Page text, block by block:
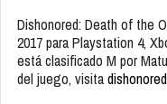
Dishonored: Death of the
2017 para Playstation 4,
está clasificado M por
del juego, visita